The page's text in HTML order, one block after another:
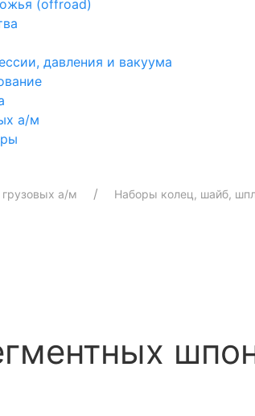
(offroad)
давления и вакуума
а/м
а/м Наборы колец, шайб,